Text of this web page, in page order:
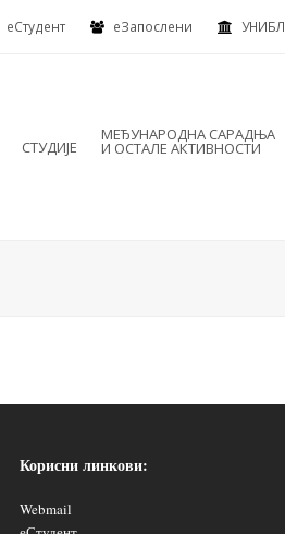
eСтудент еЗапослени УНИБЛ
СТУДИЈЕ
МЕЂУНАРОДНА САРАДЊА
И ОСТАЛЕ АКТИВНОСТИ
Корисни линкови:
Webmail